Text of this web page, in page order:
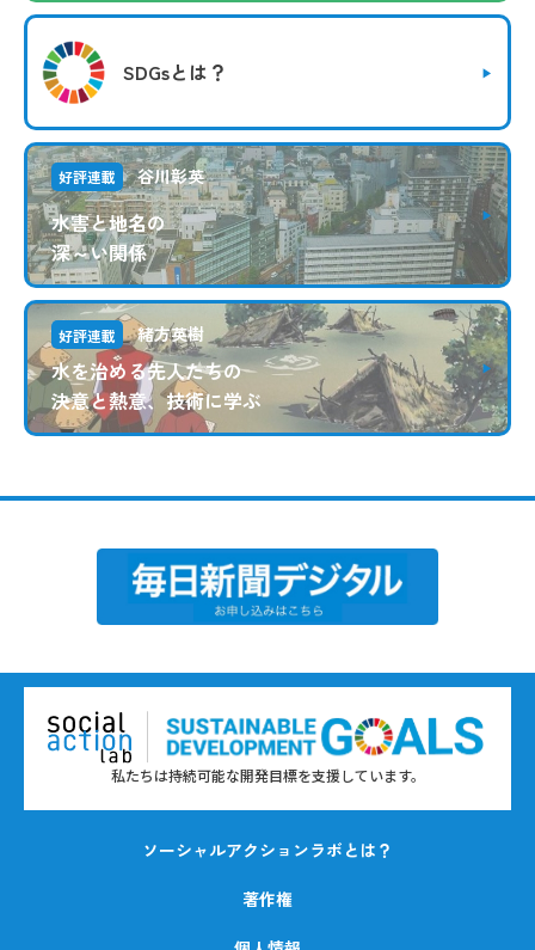
SDGsとは？
好評連載 谷川彰英
水害と地名の
深～い関係
好評連載 緒方英樹
水を治める先人たちの
決意と熱意、技術に学ぶ
私たちは持続可能な開発目標を支援しています。
ソーシャルアクションラボとは？
著作権